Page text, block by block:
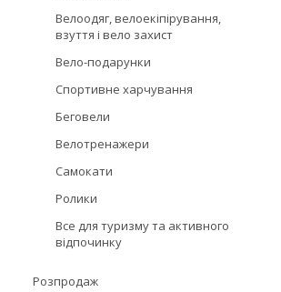
Велоодяг, велоекіпірування,
взуття і вело захист
Вело-подарунки
Спортивне харчування
Беговели
Велотренажери
Самокати
Ролики
Все для туризму та активного
відпочинку
Розпродаж